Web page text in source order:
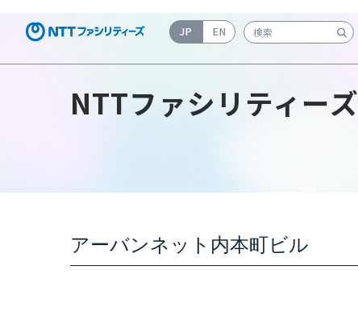
JP EN 検索キーワード入力
NTTファシリティーズ
アーバンネット内本町ビル